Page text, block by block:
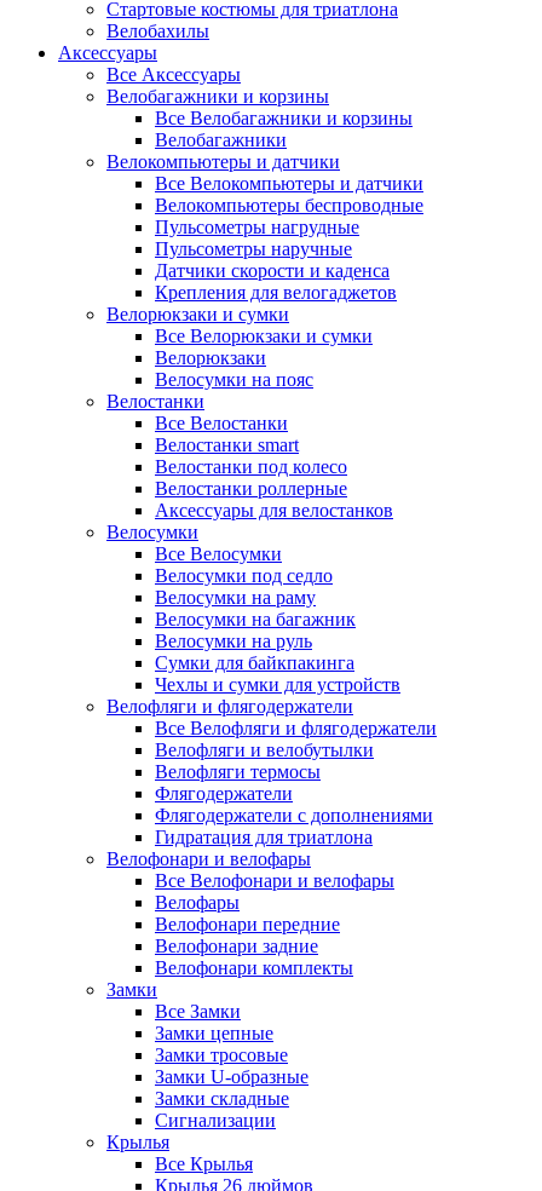
Стартовые костюмы для триатлона
Велобахилы
Аксессуары
Все Аксессуары
Велобагажники и корзины
Все Велобагажники и корзины
Велобагажники
Велокомпьютеры и датчики
Все Велокомпьютеры и датчики
Велокомпьютеры беспроводные
Пульсометры нагрудные
Пульсометры наручные
Датчики скорости и каденса
Крепления для велогаджетов
Велорюкзаки и сумки
Все Велорюкзаки и сумки
Велорюкзаки
Велосумки на пояс
Велостанки
Все Велостанки
Велостанки smart
Велостанки под колесо
Велостанки роллерные
Аксессуары для велостанков
Велосумки
Все Велосумки
Велосумки под седло
Велосумки на раму
Велосумки на багажник
Велосумки на руль
Сумки для байкпакинга
Чехлы и сумки для устройств
Велофляги и флягодержатели
Все Велофляги и флягодержатели
Велофляги и велобутылки
Велофляги термосы
Флягодержатели
Флягодержатели с дополнениями
Гидратация для триатлона
Велофонари и велофары
Все Велофонари и велофары
Велофары
Велофонари передние
Велофонари задние
Велофонари комплекты
Замки
Все Замки
Замки цепные
Замки тросовые
Замки U-образные
Замки складные
Сигнализации
Крылья
Все Крылья
Крылья 26 дюймов